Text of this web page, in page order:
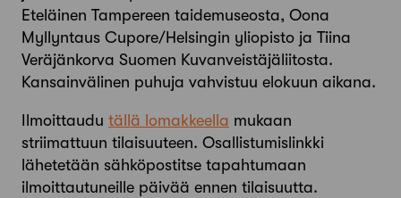
Eteläinen Tampereen taidemuseosta, Oona
Myllyntaus Cupore/Helsingin yliopisto ja Tiina
Veräjänkorva Suomen Kuvanveistäjäliitosta.
Kansainvälinen puhuja vahvistuu elokuun aikana.
Ilmoittaudu tällä lomakkeella mukaan
striimattuun tilaisuuteen. Osallistumislinkki
lähetetään sähköpostitse tapahtumaan
ilmoittautuneille päivää ennen tilaisuutta.